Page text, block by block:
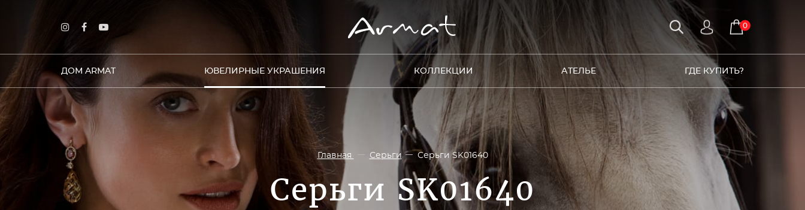
0
ДОМ ARMAT ЮВЕЛИРНЫЕ УКРАШЕНИЯ КОЛЛЕКЦИИ АТЕЛЬЕ ГДЕ КУПИТЬ?
Главная Серьги Серьги SK01640
Серьги SK01640